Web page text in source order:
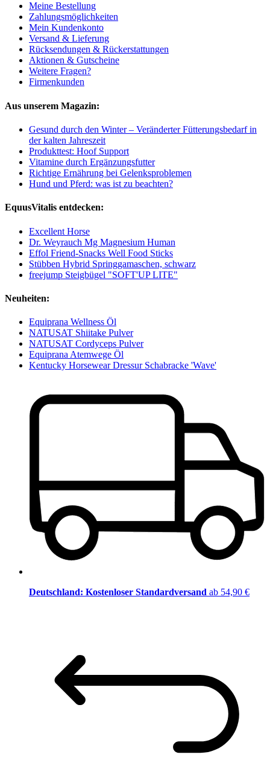
Meine Bestellung
Zahlungsmöglichkeiten
Mein Kundenkonto
Versand & Lieferung
Rücksendungen & Rückerstattungen
Aktionen & Gutscheine
Weitere Fragen?
Firmenkunden
Aus unserem Magazin:
Gesund durch den Winter – Veränderter Fütterungsbedarf in
der kalten Jahreszeit
Produkttest: Hoof Support
Vitamine durch Ergänzungsfutter
Richtige Ernährung bei Gelenksproblemen
Hund und Pferd: was ist zu beachten?
EquusVitalis entdecken:
Excellent Horse
Dr. Weyrauch Mg Magnesium Human
Effol Friend-Snacks Well Food Sticks
Stübben Hybrid Springgamaschen, schwarz
freejump Steigbügel "SOFT'UP LITE"
Neuheiten:
Equiprana Wellness Öl
NATUSAT Shiitake Pulver
NATUSAT Cordyceps Pulver
Equiprana Atemwege Öl
Kentucky Horsewear Dressur Schabracke 'Wave'
Deutschland: Kostenloser Standardversand ab 54,90 €